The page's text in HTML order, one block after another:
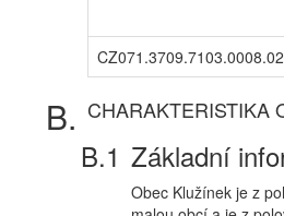
CZ071.3709.7103.0008.02
CHARAKTERISTIKA
Základní
Obec Klužínek je z